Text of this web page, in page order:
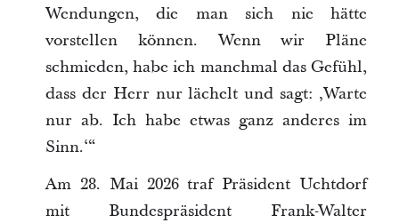
Wendungen, die man sich nie hätte
vorstellen können. Wenn wir Pläne
schmieden, habe ich manchmal das Gefühl,
dass der Herr nur lächelt und sagt: ‚Warte
nur ab. Ich habe etwas ganz anderes im
Sinn.‘“
Am 28. Mai 2026 traf Präsident Uchtdorf
mit Bundespräsident Frank-Walter